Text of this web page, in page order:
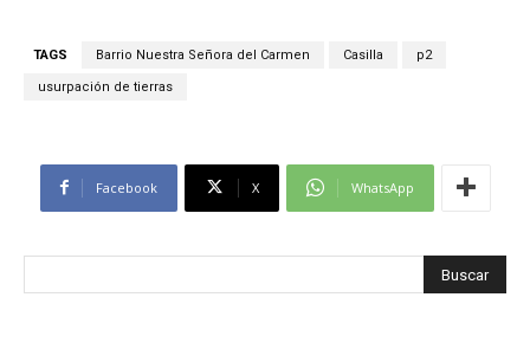
TAGS Barrio Nuestra Señora del Carmen Casilla p2
usurpación de tierras
Facebook X WhatsApp